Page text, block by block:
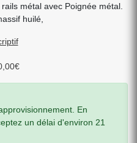
métal avec Poignée métal.
huilé,
€
En
un délai d'environ 21